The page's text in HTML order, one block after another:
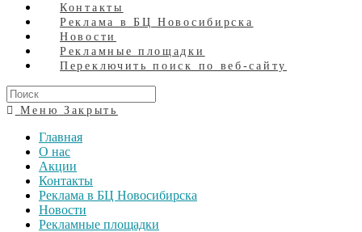
Контакты
Реклама в БЦ Новосибирска
Новости
Рекламные площадки
Переключить поиск по веб-сайту
Меню Закрыть
Главная
О нас
Акции
Контакты
Реклама в БЦ Новосибирска
Новости
Рекламные площадки